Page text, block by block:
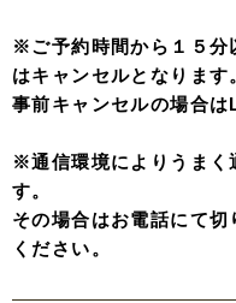
※ご予約時間から１５分
はキャンセルとなります
事前キャンセルの場合は
※通信環境によりうまく
す。
その場合はお電話にて
ください。